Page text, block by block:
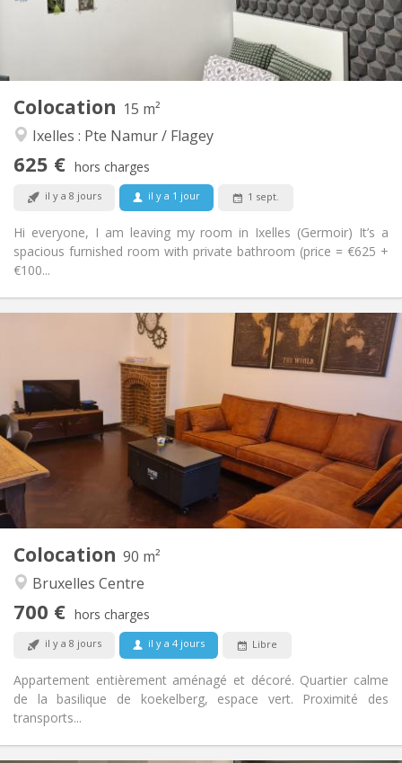
Colocation 15 m²
Ixelles : Pte Namur / Flagey
625 € hors charges
il y a 8 jours il y a 1 jour 1 sept.
Hi everyone, I am leaving my room in Ixelles (Germoir) It’s a
spacious furnished room with private bathroom (price = €625 +
€100...
Salle de bain:
Privée
Cuisine:
Superficie:
15 m
2
Pièces privées:
2
Chaleureuse, calme, communautaire,
Animaux de compagnie:
Non
Colocation 90 m²
Bruxelles Centre
700 € hors charges
il y a 8 jours il y a 4 jours Libre
Appartement entièrement aménagé et décoré. Quartier calme
de la basilique de koekelberg, espace vert. Proximité des
transports...
Infos Pratiques
Loyer:
700 €
Charges:
0 €
Domiciliation:
Non
Aménagement
Salle de bain:
Commune
Cuisine:
Commune
Superficie:
90 m
Pièces privées: